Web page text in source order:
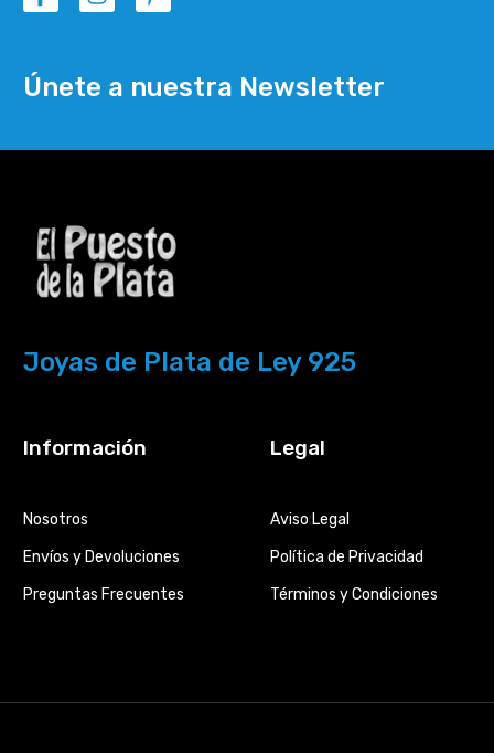
Únete a nuestra Newsletter
Joyas de Plata de Ley 925
Información
Nosotros
Envíos y Devoluciones
Preguntas Frecuentes
Legal
Aviso Legal
Política de Privacidad
Términos y Condiciones